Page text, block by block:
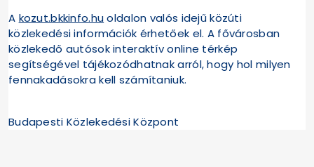
A kozut.bkkinfo.huoldalon valós idejű közúti
közlekedési információk érhetőek el. A fővárosban
közlekedő autósok interaktív online térkép
segítségével tájékozódhatnak arról, hogy hol milyen
fennakadásokra kell számítaniuk.
Budapesti Közlekedési Központ